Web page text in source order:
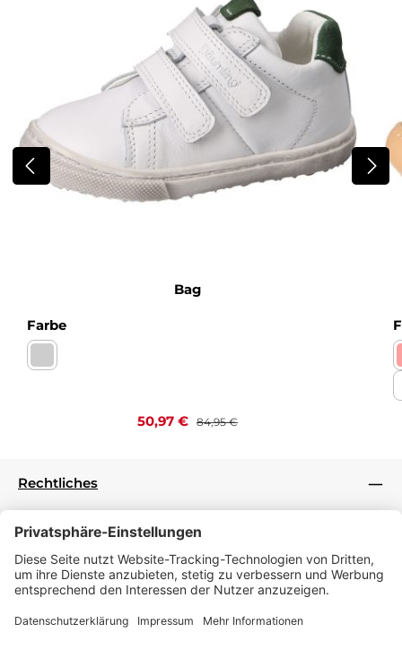
Bag
Farbeauswählen
Nappa bianco Kaltfutter
Verkaufspreis:
50,97 € Regulärer Preis:
84,95 €
Rechtliches
Informationen
Folge uns
Zahlungsarten